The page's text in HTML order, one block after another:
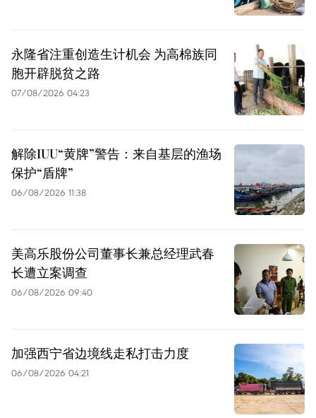
永隆省注重创造生计机会 为高棉族同
胞开辟脱贫之路
07/08/2026 04:23
解除IUU“黄牌”警告：来自基层的渔场
保护“盾牌”
06/08/2026 11:38
美高乐股份公司董事长兼总经理武春
长遭立案调查
06/08/2026 09:40
加强西宁省边境线走私打击力度
06/08/2026 04:21